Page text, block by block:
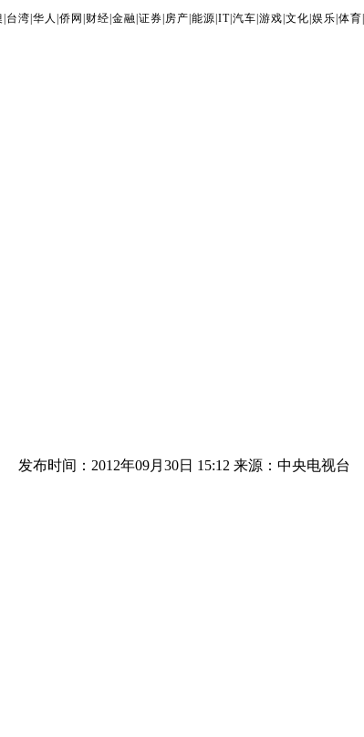
台湾 华人 侨网 财经 金融 证券 房产 能源 IT| 汽车 游戏 文化 娱乐 体育
发布时间：2012年09月30日 15:12 来源：中央电视台